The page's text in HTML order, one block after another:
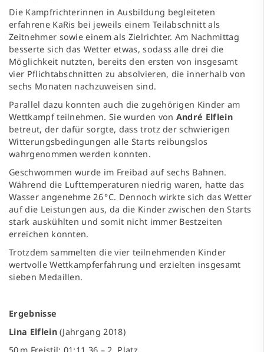
Die Kampfrichterinnen in Ausbildung begleiteten
erfahrene KaRis bei jeweils einem Teilabschnitt als
Zeitnehmer sowie einem als Zielrichter. Am Nachmittag
besserte sich das Wetter etwas, sodass alle drei die
Möglichkeit nutzten, bereits den ersten von insgesamt
vier Pflichtabschnitten zu absolvieren, die innerhalb von
sechs Monaten nachzuweisen sind.
Parallel dazu konnten auch die zugehörigen Kinder am
Wettkampf teilnehmen. Sie wurden von André Elflein
betreut, der dafür sorgte, dass trotz der schwierigen
Witterungsbedingungen alle Starts reibungslos
wahrgenommen werden konnten.
Geschwommen wurde im Freibad auf sechs Bahnen.
Während die Lufttemperaturen niedrig waren, hatte das
Wasser angenehme 26 °C. Dennoch wirkte sich das Wetter
auf die Leistungen aus, da die Kinder zwischen den Starts
stark auskühlten und somit nicht immer Bestzeiten
erreichen konnten.
Trotzdem sammelten die vier teilnehmenden Kinder
wertvolle Wettkampferfahrung und erzielten insgesamt
sieben Medaillen.
Ergebnisse
Lina Elflein(Jahrgang 2018)
50 m Freistil: 01:11,36 – 2. Platz